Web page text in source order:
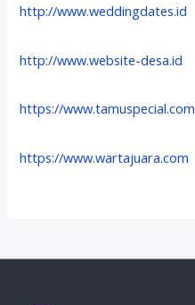
http://www.weddingdates.id
http://www.website-desa.id
https://www.tamuspecial.com
https://www.wartajuara.com